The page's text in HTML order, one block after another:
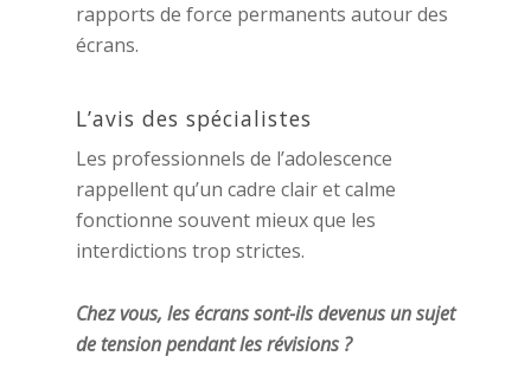
rapports de force permanents autour des
écrans.
L’avis des spécialistes
Les professionnels de l’adolescence
rappellent qu’un cadre clair et calme
fonctionne souvent mieux que les
interdictions trop strictes.
Chez vous, les écrans sont-ils devenus un sujet
de tension pendant les révisions ?